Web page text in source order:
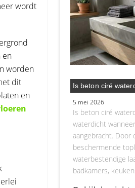
wordt
en
worden
dit
en
Is beton ciré
5 mei 2026
Is beton ciré
waterdicht
aangebracht. Door
beschermende
waterbestendige
badkamers,